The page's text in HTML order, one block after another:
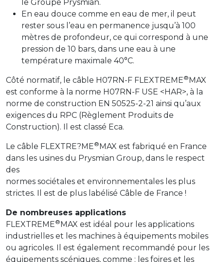
le Groupe Prysmian.
En eau douce comme en eau de mer, il peut
rester sous l’eau en permanence jusqu’à 100
mètres de profondeur, ce qui correspond à une
pression de 10 bars, dans une eau à une
température maximale 40°C.
Côté normatif, le câble H07RN-F FLEXTREME®MAX
est conforme à la norme H07RN-F USE <HAR>, à la
norme de construction EN 50525-2-21 ainsi qu’aux
exigences du RPC (Règlement Produits de
Construction). Il est classé Eca.
Le câble FLEXTRE?ME®MAX est fabriqué en France
dans les usines du Prysmian Group, dans le respect
des
normes sociétales et environnementales les plus
strictes. Il est de plus labélisé Câble de France !
De nombreuses applications
FLEXTREME®MAX est idéal pour les applications
industrielles et les machines à équipements mobiles
ou agricoles. Il est également recommandé pour les
équipements scéniques, comme : les foires et les